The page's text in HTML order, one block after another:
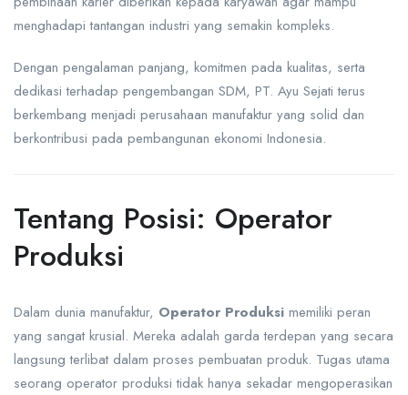
menghadapi tantangan industri yang semakin kompleks.
Dengan pengalaman panjang, komitmen pada kualitas, serta
dedikasi terhadap pengembangan SDM, PT. Ayu Sejati terus
berkembang menjadi perusahaan manufaktur yang solid dan
berkontribusi pada pembangunan ekonomi Indonesia.
Tentang Posisi: Operator
Produksi
Dalam dunia manufaktur, Operator Produksi memiliki peran
yang sangat krusial. Mereka adalah garda terdepan yang secara
langsung terlibat dalam proses pembuatan produk. Tugas utama
seorang operator produksi tidak hanya sekadar mengoperasikan